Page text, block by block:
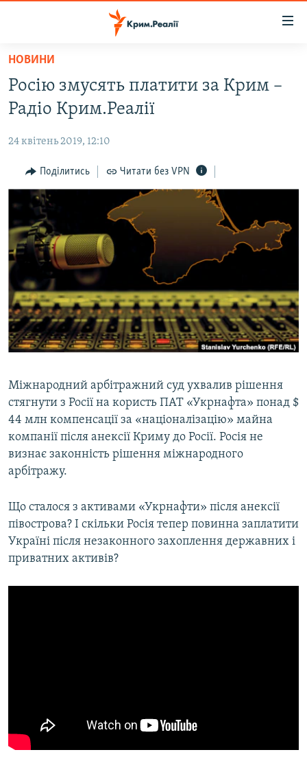
Перейти
основного
матеріалу
до
навігації
Перейти
пошуку
ВІДЕО ТА ФОТО
ПОЛІТИКА
БЛОГИ
ПОГЛЯД
ІНТЕРВ'Ю
ВСЕ ЗА ДЕНЬ
СПЕЦПРОЕКТИ
ДЕПОРТАЦІЯ
ВІДЕОУРОКИ «ELIFBE»
СВІДЧЕННЯ ОКУПАЦІЇ
ІНФОГРАФІКА
ЯК ОБІЙТИ БЛОКУВАННЯ
Русский
Qırımtatar
ДОЛУЧАЙСЯ!
Усі сайти RFE/RL
НОВИНИ
Росію змусять платити за Крим –
Радіо Крим.Реалії
24 квітень 2019, 12:10
Поділитись Читати без VPN
Міжнародний арбітражний суд ухвалив рішення
стягнути з Росії на користь ПАТ «Укрнафта» понад $
44 млн компенсації за «націоналізацію» майна
компанії після анексії Криму до Росії. Росія не
визнає законність рішення міжнародного
арбітражу.
Що сталося з активами «Укрнафти» після анексії
півострова? І скільки Росія тепер повинна заплатити
Україні після незаконного захоплення державних і
приватних активів?